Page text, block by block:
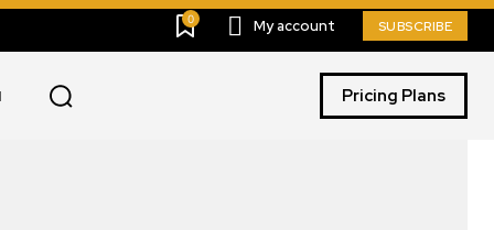
0 My account SUBSCRIBE
Pricing Plans